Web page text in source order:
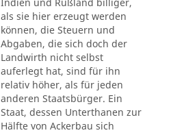
als sie hier erzeugt werden
können, die Steuern und
Abgaben, die sich doch der
Landwirth nicht selbst
auferlegt hat, sind für ihn
relativ höher, als für jeden
anderen Staatsbürger. Ein
Staat, dessen Unterthanen zur
Hälfte von Ackerbau sich